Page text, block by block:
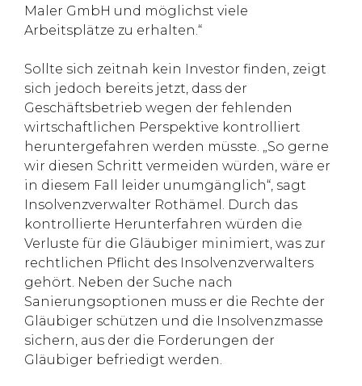
Maler GmbH und möglichst viele
Arbeitsplätze zu erhalten.“
Sollte sich zeitnah kein Investor finden, zeigt
sich jedoch bereits jetzt, dass der
Geschäftsbetrieb wegen der fehlenden
wirtschaftlichen Perspektive kontrolliert
heruntergefahren werden müsste. „So gerne
wir diesen Schritt vermeiden würden, wäre er
in diesem Fall leider unumgänglich“, sagt
Insolvenzverwalter Rothämel. Durch das
kontrollierte Herunterfahren würden die
Verluste für die Gläubiger minimiert, was zur
rechtlichen Pflicht des Insolvenzverwalters
gehört. Neben der Suche nach
Sanierungsoptionen muss er die Rechte der
Gläubiger schützen und die Insolvenzmasse
sichern, aus der die Forderungen der
Gläubiger befriedigt werden.